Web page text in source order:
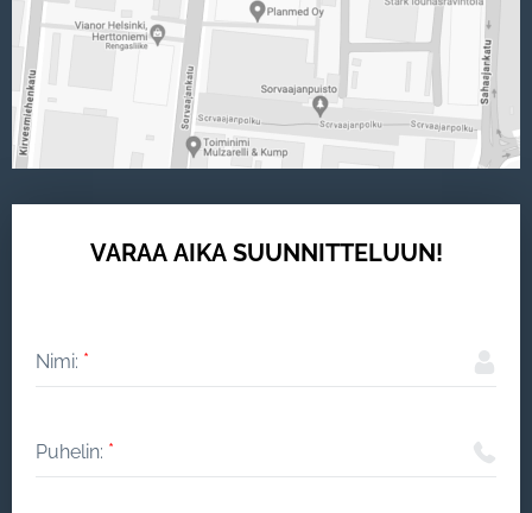
VARAA AIKA SUUNNITTELUUN!